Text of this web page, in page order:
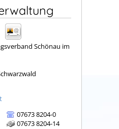
Schönau im
07673 8204-0
07673 8204-14